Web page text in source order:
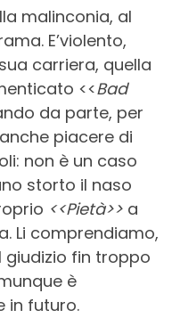
malinconia, al
E’violento,
carriera, quella
<<Bad
da parte, per
piacere di
non è un caso
storto il naso
<<Pietà>> a
Li comprendiamo,
fin troppo
è
in futuro.